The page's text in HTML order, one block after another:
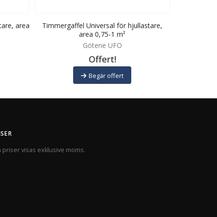
area
Timmergaffel Universal för hjullastare,
area 0,75-1 m²
Götene UFO
Offert!
Begär offert
priser visas exklusive moms.